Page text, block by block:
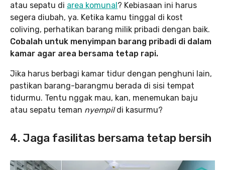
atau sepatu di area komunal? Kebiasaan ini harus
segera diubah, ya. Ketika kamu tinggal di kost
coliving, perhatikan barang milik pribadi dengan baik.
Cobalah untuk menyimpan barang pribadi di dalam
kamar agar area bersama tetap rapi.
Jika harus berbagi kamar tidur dengan penghuni lain,
pastikan barang-barangmu berada di sisi tempat
tidurmu. Tentu nggak mau, kan, menemukan baju
atau sepatu teman nyempildi kasurmu?
4. Jaga fasilitas bersama tetap bersih